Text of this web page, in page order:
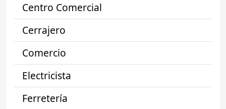
Centro Comercial
Cerrajero
Comercio
Electricista
Ferretería